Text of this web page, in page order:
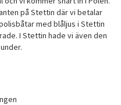
på Stettin där vi betalar
med blåljus i Stettin
I Stettin hade vi även den